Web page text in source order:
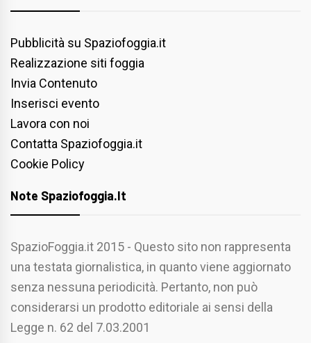
Pubblicità su Spaziofoggia.it
Realizzazione siti foggia
Invia Contenuto
Inserisci evento
Lavora con noi
Contatta Spaziofoggia.it
Cookie Policy
Note Spaziofoggia.it
SpazioFoggia.it 2015 - Questo sito non rappresenta
una testata giornalistica, in quanto viene aggiornato
senza nessuna periodicità. Pertanto, non può
considerarsi un prodotto editoriale ai sensi della
Legge n. 62 del 7.03.2001